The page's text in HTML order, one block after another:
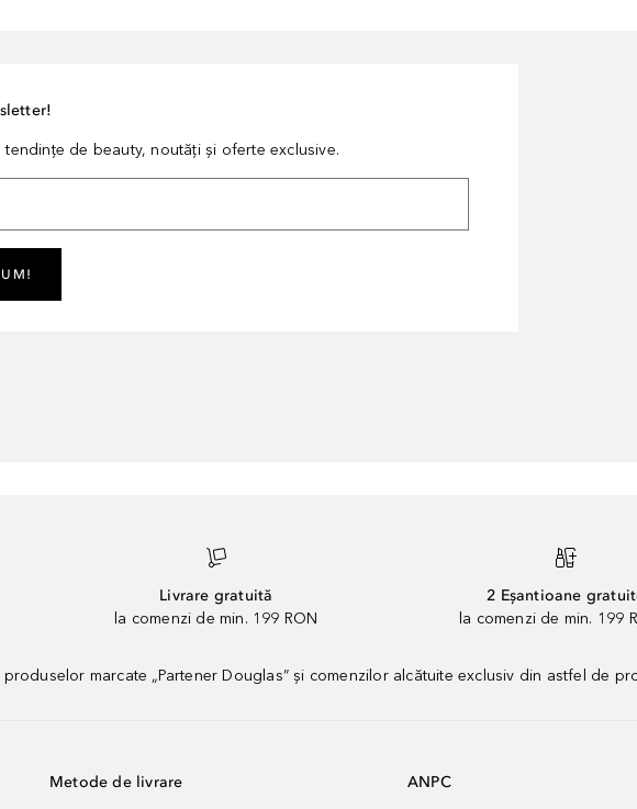
tendințe de beauty, noutăți și oferte exclusive.
Livrare gratuită
la comenzi de min. 199 RON
2 Eșantioane
la comenzi de min. 199
marcate „Partener Douglas” și comenzilor alcătuite exclusiv din astfel de
Metode de livrare ANPC